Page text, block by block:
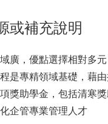
或補充說明
廣，優點選擇相對多
是專精領域基礎，藉
獎助學金，包括清寒
企管專業管理人才